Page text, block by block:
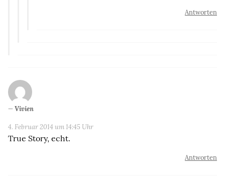
Antworten
Vivien
4. Februar 2014 um 14:45 Uhr
True Story, echt.
Antworten